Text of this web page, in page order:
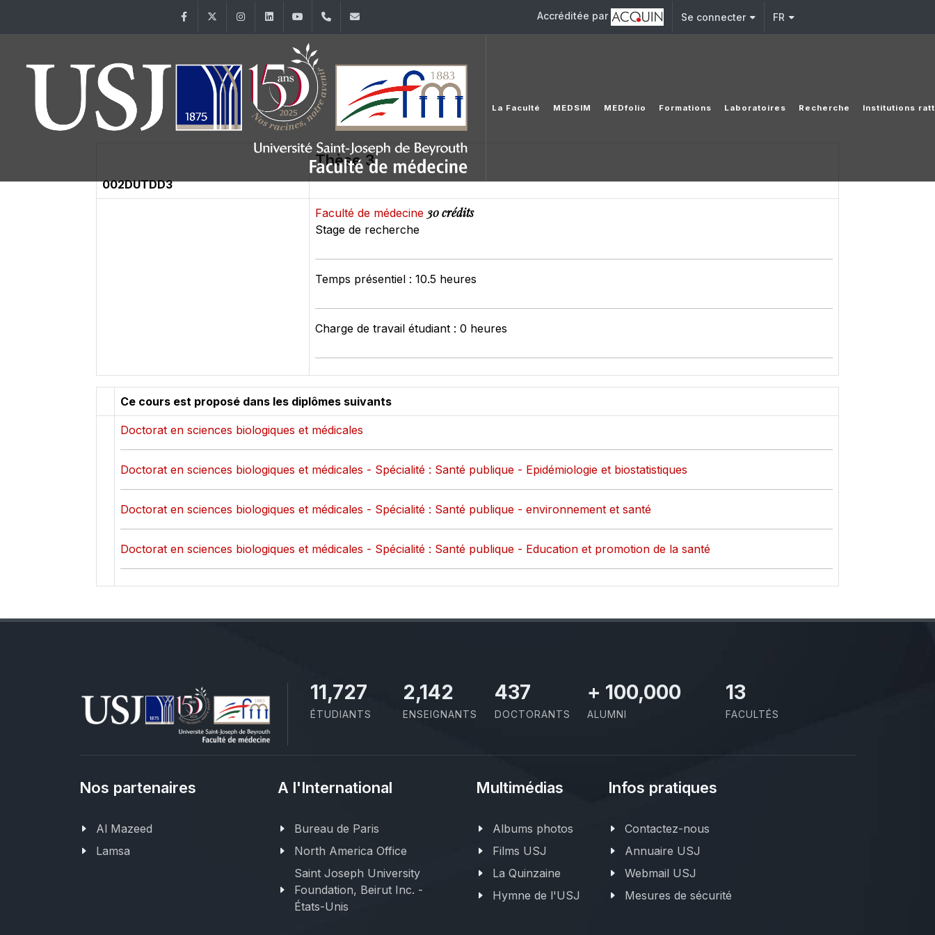
FacebookTwitter InstagramLinkedInYouTube+961 (1) 421 235 Accréditée par Se connecter FR
La Faculté MEDSIM MEDfolio Formations Laboratoires Recherche Institutions
002DUTDD3
Thèse 3
Faculté de médecine 30 crédits
Stage de recherche
Temps présentiel : 10.5 heures
Charge de travail étudiant : 0 heures
Ce cours est proposé dans les diplômes suivants
Doctorat en sciences biologiques et médicales
Doctorat en sciences biologiques et médicales - Spécialité : Santé publique - Epidémiologie et biostatistiques
Doctorat en sciences biologiques et médicales - Spécialité : Santé publique - environnement et santé
Doctorat en sciences biologiques et médicales - Spécialité : Santé publique - Education et promotion de la santé
11,727
ÉTUDIANTS
2,142
ENSEIGNANTS
437
DOCTORANTS
+ 100,000
ALUMNI
13
FACULTÉS
Nos partenaires
Al Mazeed
Lamsa
A l'International
Bureau de Paris
North America Office
Saint Joseph University
Foundation, Beirut Inc. -
États-Unis
Multimédias
Albums photos
Films USJ
La Quinzaine
Hymne de l'USJ
Infos pratiques
Contactez-nous
Annuaire USJ
Webmail USJ
Mesures de sécurité